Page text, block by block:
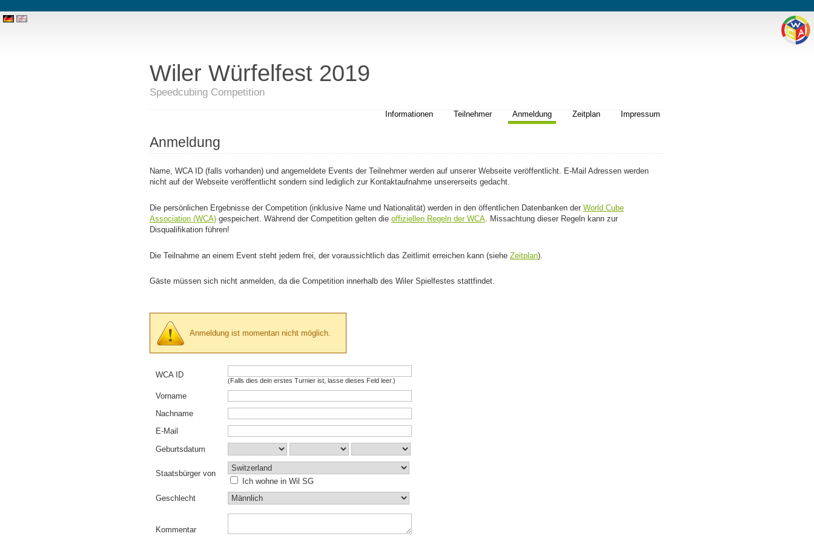
Wiler Würfelfest 2019
Speedcubing Competition
Informationen Teilnehmer Anmeldung Zeitplan Impressum
Anmeldung
Name, WCA ID (falls vorhanden) und angemeldete Events der Teilnehmer werden auf unserer Webseite veröffentlicht. E-Mail Adressen werden
nicht auf der Webseite veröffentlicht sondern sind lediglich zur Kontaktaufnahme unsererseits gedacht.
Die persönlichen Ergebnisse der Competition (inklusive Name und Nationalität) werden in den öffentlichen Datenbanken der World Cube
Association (WCA) gespeichert. Während der Competition gelten die offiziellen Regeln der WCA. Missachtung dieser Regeln kann zur
Disqualifikation führen!
Die Teilnahme an einem Event steht jedem frei, der voraussichtlich das Zeitlimit erreichen kann (siehe Zeitplan).
Gäste müssen sich nicht anmelden, da die Competition innerhalb des Wiler Spielfestes stattfindet.
Anmeldung ist momentan nicht möglich.
WCA ID
(Falls dies dein erstes Turnier ist, lasse dieses Feld leer.)
Vorname
Nachname
E-Mail
Geburtsdatum
Staatsbürger von
Ich wohne in Wil SG
Geschlecht
Kommentar